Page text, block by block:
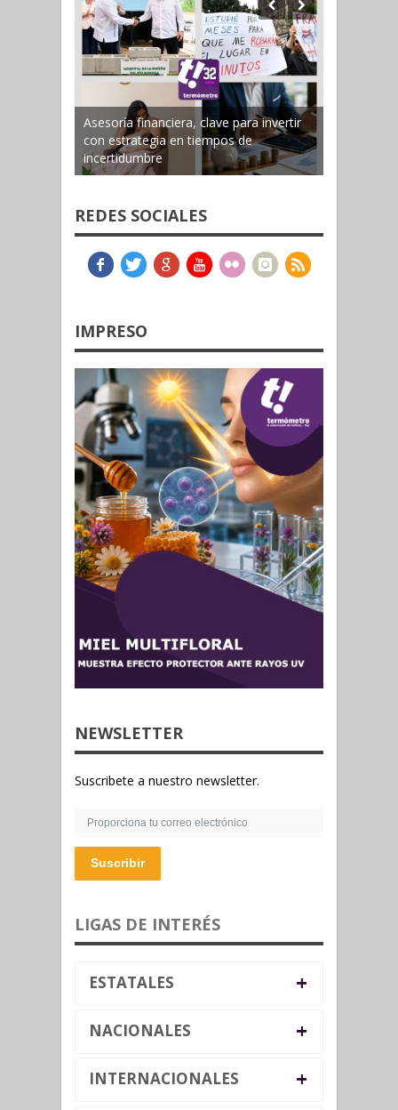
Asesoría financiera, clave para invertir
con estrategia en tiempos de
incertidumbre
REDES SOCIALES
IMPRESO
NEWSLETTER
Suscribete a nuestro newsletter.
Suscribir
LIGAS DE INTERÉS
ESTATALES +
NACIONALES +
INTERNACIONALES +